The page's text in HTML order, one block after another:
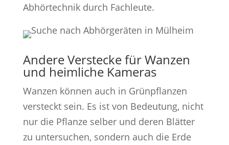
Abhörtechnik durch Fachleute.
Andere Verstecke für Wanzen
und heimliche Kameras
Wanzen können auch in Grünpflanzen
versteckt sein. Es ist von Bedeutung, nicht
nur die Pflanze selber und deren Blätter
zu untersuchen, sondern auch die Erde